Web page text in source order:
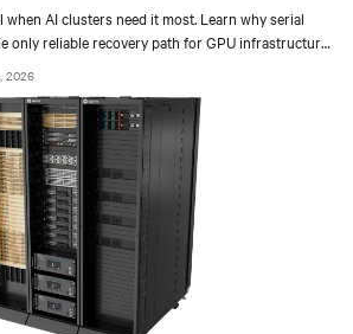
when AI clusters need it most. Learn why serial
only reliable recovery path for GPU infrastructure
2026